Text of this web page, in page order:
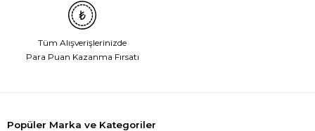
Tüm Alışverişlerinizde
Para Puan Kazanma Fırsatı
Popüler Marka ve Kategoriler